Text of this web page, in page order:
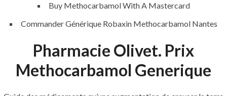
Buy Methocarbamol With A Mastercard
Commander Générique Robaxin Methocarbamol Nantes
Pharmacie Olivet. Prix
Methocarbamol Generique
Home
About
Request a quote